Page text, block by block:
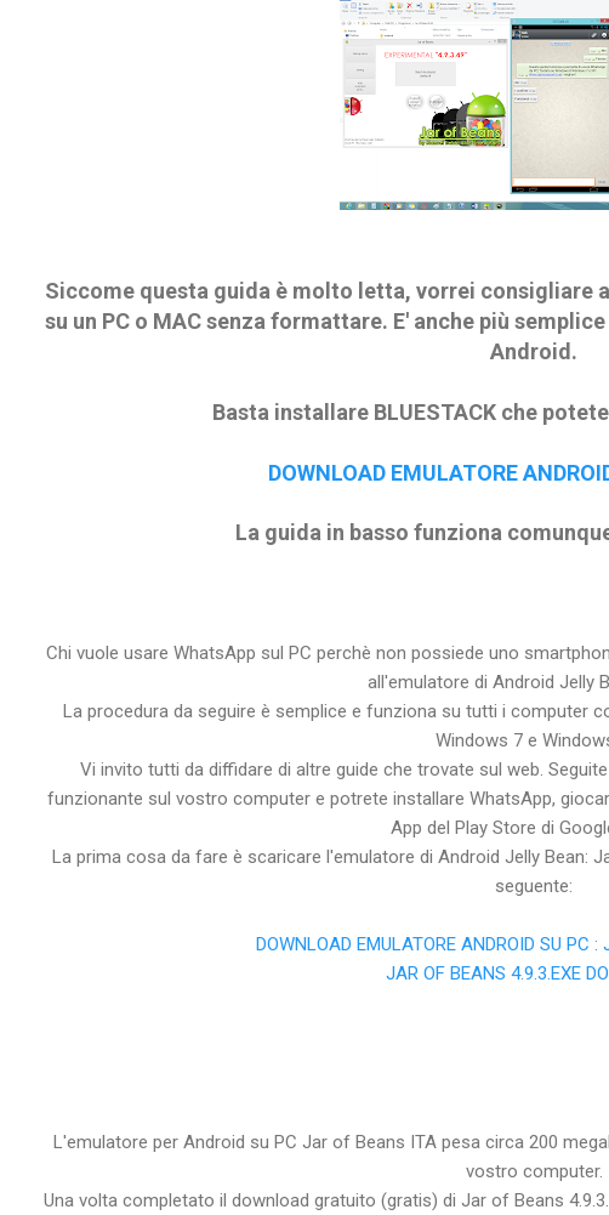
Siccome questa guida è molto letta, vorrei consigliare
su un PC o MAC senza formattare. E' anche più
Android.
Basta installare BLUESTACK che
DOWNLOAD EMULATORE
La guida in basso funziona
Chi vuole usare WhatsApp sul PC perchè non possiede uno
all'emulatore di Android Jelly
La procedura da seguire è semplice e funziona su tutti i computer
Windows 7 e
Vi invito tutti da diffidare di altre guide che trovate sul web.
funzionante sul vostro computer e potrete installare WhatsApp,
App del Play Store di
La prima cosa da fare è scaricare l'emulatore di Android Jelly Bean:
seguente:
DOWNLOAD EMULATORE ANDROID SU PC :
JAR OF BEANS 4.9.3.EXE
L'emulatore per Android su PC Jar of Beans ITA pesa circa 200
vostro computer.
Una volta completato il download gratuito (gratis) di Jar of Beans